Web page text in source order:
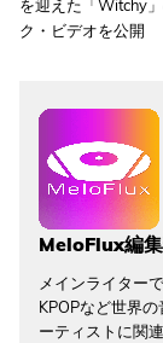
を迎えた「Witchy
ク・ビデオを公開
MeloFlux編
メインライター
KPOPなど世界
ーティストに関